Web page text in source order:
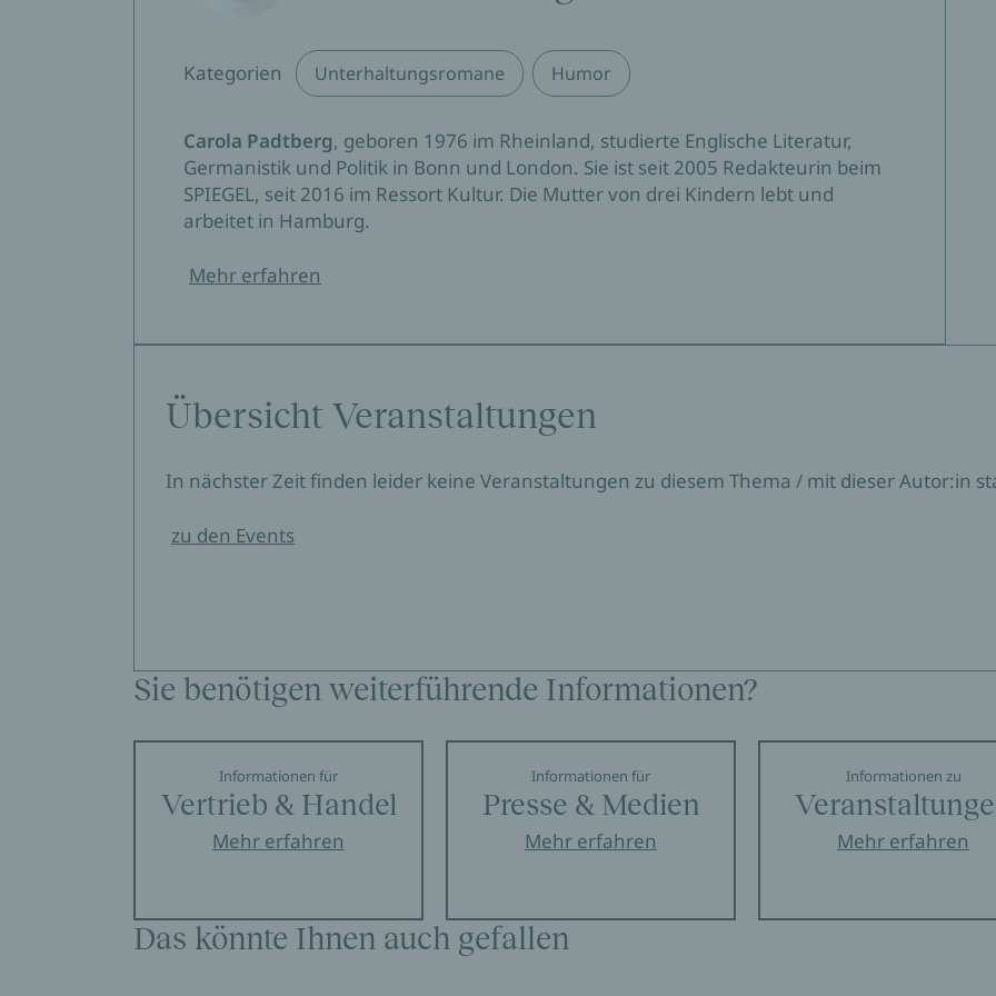
Kategorien Unterhaltungsromane Humor
Carola Padtberg, geboren 1976 im Rheinland, studierte Englische Literatur,
Germanistik und Politik in Bonn und London. Sie ist seit 2005 Redakteurin beim
SPIEGEL, seit 2016 im Ressort Kultur. Die Mutter von drei Kindern lebt und
arbeitet in Hamburg.
Mehr erfahren
Übersicht Veranstaltungen
In nächster Zeit finden leider keine Veranstaltungen zu diesem Thema / mit dieser Autor:in
zu den Events
Sie benötigen weiterführende Informationen?
Informationen für
Vertrieb & Handel
Mehr erfahren
Informationen für
Presse & Medien
Mehr erfahren
Informationen zu
Mehr erfahren
Das könnte Ihnen auch gefallen